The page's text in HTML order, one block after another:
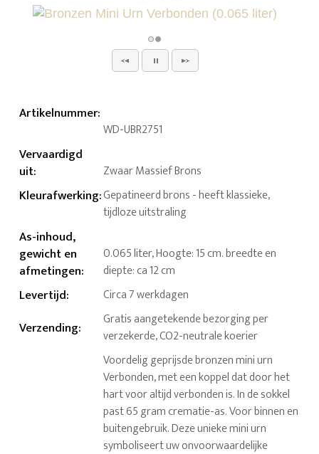
Artikelnummer:
WD-UBR2751
Vervaardigd
uit: Zwaar Massief Brons
Kleurafwerking:Gepatineerd brons - heeft klassieke,
tijdloze uitstraling
As-inhoud,
gewicht en
afmetingen:
0.065 liter, Hoogte: 15 cm. breedte en
diepte: ca 12 cm
Levertijd: Circa 7 werkdagen
Verzending:
Gratis aangetekende bezorging per
verzekerde, CO2-neutrale koerier
Voordelig geprijsde bronzen mini urn
Verbonden, met een koppel dat door het
hart voor altijd verbonden is. In de sokkel
past 65 gram crematie-as. Voor binnen en
buitengebruik. Deze unieke mini urn
symboliseert uw onvoorwaardelijke